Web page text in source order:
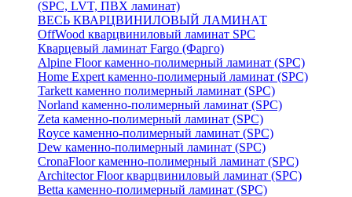
(SPC, LVT, ПВХ ламинат)
ВЕСЬ КВАРЦВИНИЛОВЫЙ ЛАМИНАТ
OffWood кварцвиниловый ламинат SPC
Кварцевый ламинат Fargo (Фарго)
Alpine Floor каменно-полимерный ламинат (SPC)
Home Expert каменно-полимерный ламинат (SPC)
Tarkett каменно полимерный ламинат (SPC)
Norland каменно-полимерный ламинат (SPC)
Zeta каменно-полимерный ламинат (SPC)
Royce каменно-полимерный ламинат (SPC)
Dew каменно-полимерный ламинат (SPC)
CronaFloor каменно-полимерный ламинат (SPC)
Architector Floor кварцвиниловый ламинат (SPC)
Betta каменно-полимерный ламинат (SPC)